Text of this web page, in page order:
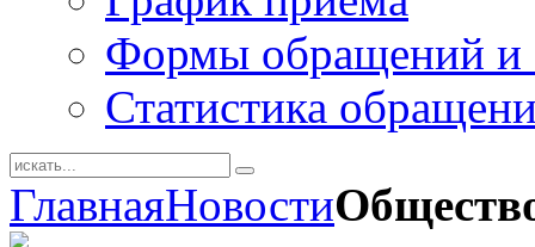
Формы обращений и
Статистика
ГлавнаяНовости